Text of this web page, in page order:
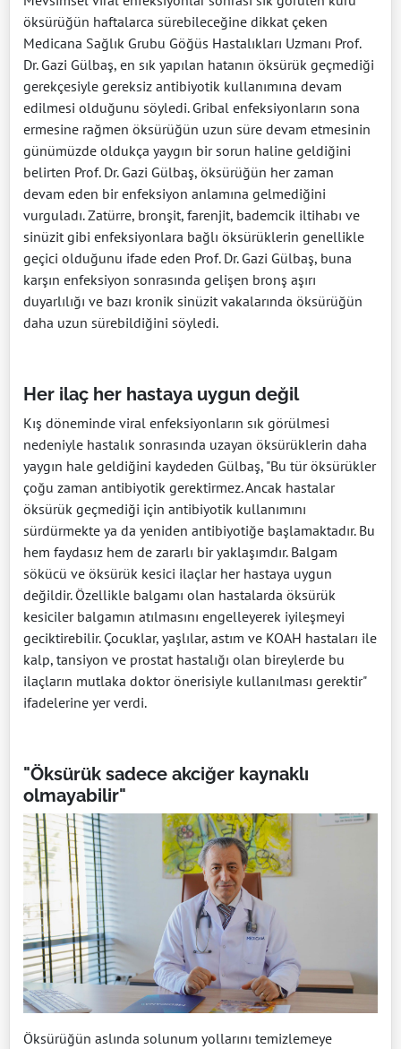
öksürüğün haftalarca sürebileceğine dikkat çeken
Medicana Sağlık Grubu Göğüs Hastalıkları Uzmanı Prof.
Dr. Gazi Gülbaş, en sık yapılan hatanın öksürük geçmediği
gerekçesiyle gereksiz antibiyotik kullanımına devam
edilmesi olduğunu söyledi. Gribal enfeksiyonların sona
ermesine rağmen öksürüğün uzun süre devam etmesinin
günümüzde oldukça yaygın bir sorun haline geldiğini
belirten Prof. Dr. Gazi Gülbaş, öksürüğün her zaman
devam eden bir enfeksiyon anlamına gelmediğini
vurguladı. Zatürre, bronşit, farenjit, bademcik iltihabı ve
sinüzit gibi enfeksiyonlara bağlı öksürüklerin genellikle
geçici olduğunu ifade eden Prof. Dr. Gazi Gülbaş, buna
karşın enfeksiyon sonrasında gelişen bronş aşırı
duyarlılığı ve bazı kronik sinüzit vakalarında öksürüğün
daha uzun sürebildiğini söyledi.
Her ilaç her hastaya uygun değil
Kış döneminde viral enfeksiyonların sık görülmesi
nedeniyle hastalık sonrasında uzayan öksürüklerin daha
yaygın hale geldiğini kaydeden Gülbaş, "Bu tür öksürükler
çoğu zaman antibiyotik gerektirmez. Ancak hastalar
öksürük geçmediği için antibiyotik kullanımını
sürdürmekte ya da yeniden antibiyotiğe başlamaktadır. Bu
hem faydasız hem de zararlı bir yaklaşımdır. Balgam
sökücü ve öksürük kesici ilaçlar her hastaya uygun
değildir. Özellikle balgamı olan hastalarda öksürük
kesiciler balgamın atılmasını engelleyerek iyileşmeyi
geciktirebilir. Çocuklar, yaşlılar, astım ve KOAH hastaları ile
kalp, tansiyon ve prostat hastalığı olan bireylerde bu
ilaçların mutlaka doktor önerisiyle kullanılması gerektir"
ifadelerine yer verdi.
"Öksürük sadece akciğer kaynaklı
olmayabilir"
Öksürüğün aslında solunum yollarını temizlemeye